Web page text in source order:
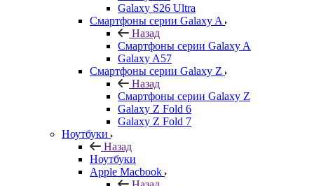
Galaxy S26 Ultra
Смартфоны серии Galaxy A
Назад
Смартфоны серии Galaxy A
Galaxy A57
Смартфоны серии Galaxy Z
Назад
Смартфоны серии Galaxy Z
Galaxy Z Fold 6
Galaxy Z Fold 7
Ноутбуки
Назад
Ноутбуки
Apple Macbook